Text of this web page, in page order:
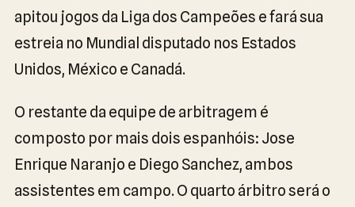
apitou jogos da Liga dos Campeões e fará sua
estreia no Mundial disputado nos Estados
Unidos, México e Canadá.
O restante da equipe de arbitragem é
composto por mais dois espanhóis: Jose
Enrique Naranjo e Diego Sanchez, ambos
assistentes em campo. O quarto árbitro será o